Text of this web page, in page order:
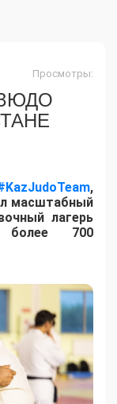
Просмотры:
,
масштабный
лагерь
более 700